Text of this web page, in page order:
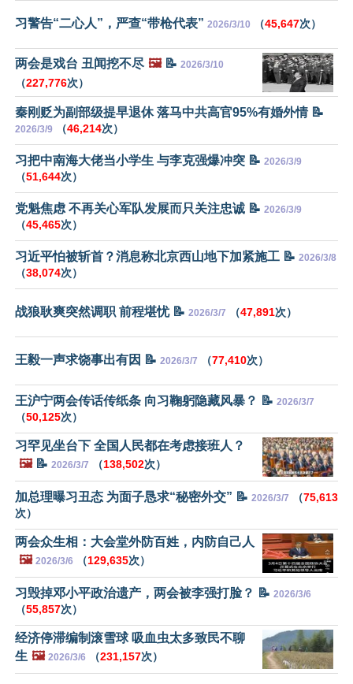
习警告“二心人”，严查“带枪代表” 2026/3/10 （45,647次）
两会是戏台 丑闻挖不尽 🖼️📝 2026/3/10
（227,776次）
秦刚贬为副部级提早退休 落马中共高官95%有婚外情 📝
2026/3/9 （46,214次）
习把中南海大佬当小学生 与李克强爆冲突 📝 2026/3/9
（51,644次）
党魁焦虑 不再关心军队发展而只关注忠诚 📝 2026/3/9
（45,465次）
习近平怕被斩首？消息称北京西山地下加紧施工 📝 2026/3/8
（38,074次）
战狼耿爽突然调职 前程堪忧 📝 2026/3/7 （47,891次）
王毅一声求饶事出有因 📝 2026/3/7 （77,410次）
王沪宁两会传话传纸条 向习鞠躬隐藏风暴？ 📝 2026/3/7
（50,125次）
习罕见坐台下 全国人民都在考虑接班人？
🖼️📝 2026/3/7 （138,502次）
加总理曝习丑态 为面子恳求“秘密外交” 📝 2026/3/7 （75,613
次）
两会众生相：大会堂外防百姓，内防自己人
🖼️ 2026/3/6 （129,635次）
习毁掉邓小平政治遗产，两会被李强打脸？ 📝 2026/3/6
（55,857次）
经济停滞编制滚雪球 吸血虫太多致民不聊
生 🖼️ 2026/3/6 （231,157次）